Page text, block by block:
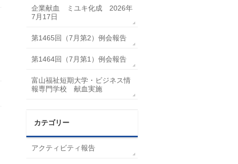
企業献血 ミユキ化成 2026年
7月17日
第1465回（7月第2）例会報告
第1464回（7月第1）例会報告
富山福祉短期大学・ビジネス情
報専門学校 献血実施
カテゴリー
アクティビティ報告